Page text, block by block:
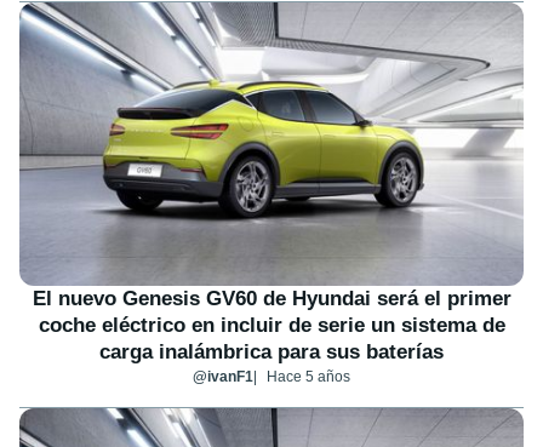
El nuevo Genesis GV60 de Hyundai será el primer
coche eléctrico en incluir de serie un sistema de
carga inalámbrica para sus baterías
@ivanF1 Hace 5 años